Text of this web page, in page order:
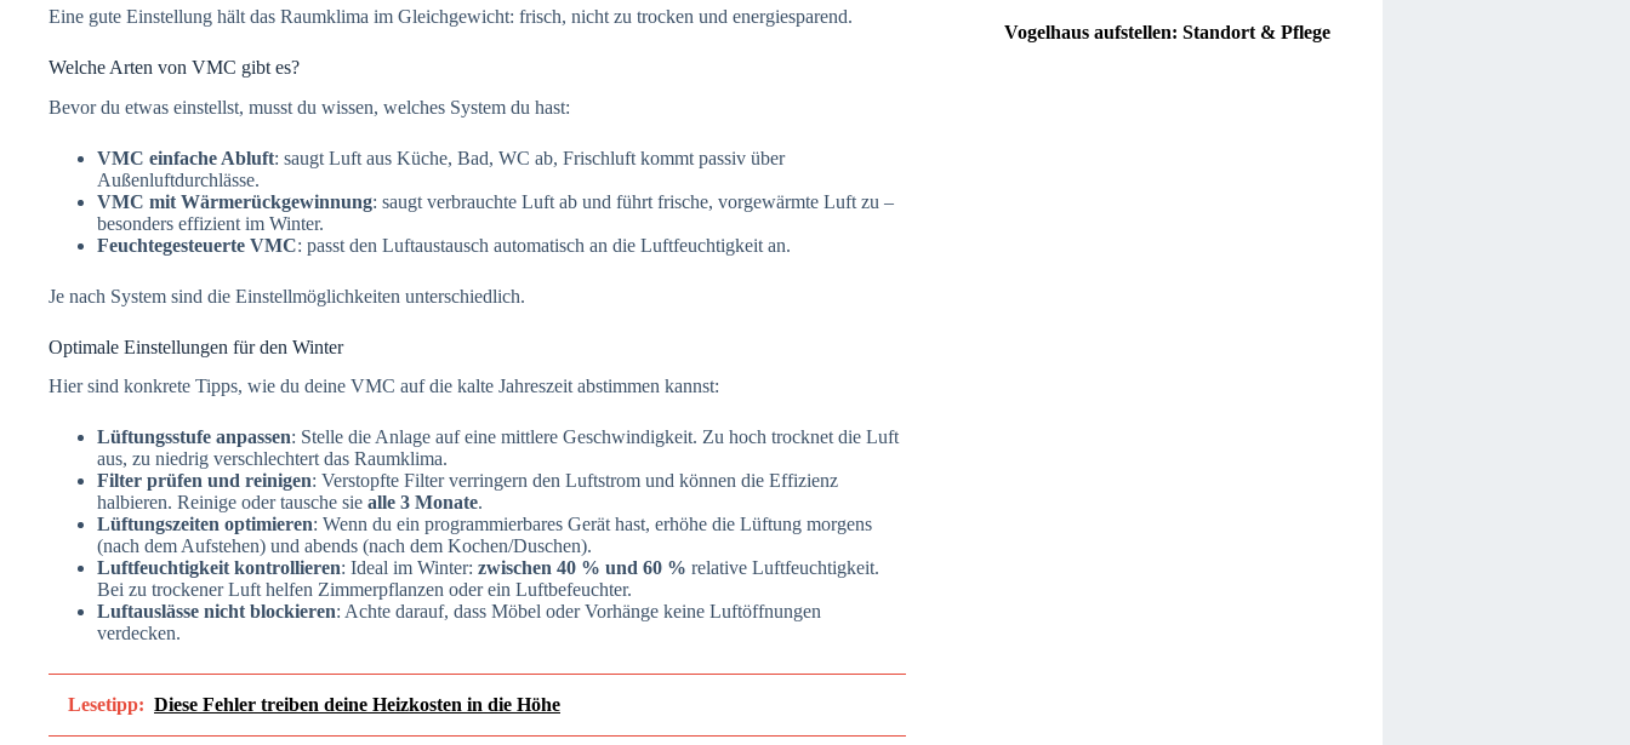
Eine gute Einstellung hält das Raumklima im Gleichgewicht: frisch, nicht zu trocken und energiesparend.
Welche Arten von VMC gibt es?
Bevor du etwas einstellst, musst du wissen, welches System du hast:
VMC einfache Abluft: saugt Luft aus Küche, Bad, WC ab, Frischluft kommt passiv über
Außenluftdurchlässe.
VMC mit Wärmerückgewinnung: saugt verbrauchte Luft ab und führt frische, vorgewärmte Luft zu –
besonders effizient im Winter.
Feuchtegesteuerte VMC: passt den Luftaustausch automatisch an die Luftfeuchtigkeit an.
Je nach System sind die Einstellmöglichkeiten unterschiedlich.
Optimale Einstellungen für den Winter
Hier sind konkrete Tipps, wie du deine VMC auf die kalte Jahreszeit abstimmen kannst:
Lüftungsstufe anpassen: Stelle die Anlage auf eine mittlere Geschwindigkeit. Zu hoch trocknet die Luft
aus, zu niedrig verschlechtert das Raumklima.
Filter prüfen und reinigen: Verstopfte Filter verringern den Luftstrom und können die Effizienz
halbieren. Reinige oder tausche sie alle 3 Monate.
Lüftungszeiten optimieren: Wenn du ein programmierbares Gerät hast, erhöhe die Lüftung morgens
(nach dem Aufstehen) und abends (nach dem Kochen/Duschen).
Luftfeuchtigkeit kontrollieren: Ideal im Winter: zwischen 40 % und 60 % relative Luftfeuchtigkeit.
Bei zu trockener Luft helfen Zimmerpflanzen oder ein Luftbefeuchter.
Luftauslässe nicht blockieren: Achte darauf, dass Möbel oder Vorhänge keine Luftöffnungen
verdecken.
Lesetipp: Diese Fehler treiben deine Heizkosten in die Höhe
Vogelhaus aufstellen: Standort & Pflege